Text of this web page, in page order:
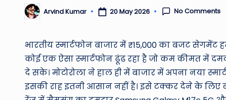
Posted
by
Arvind Kumar 20 May 2026 No Comments
भारतीय स्मार्टफोन बाजार में ₹15,000 का बजट सेगमेंट
कोई एक ऐसा स्मार्टफोन ढूंढ रहा है जो कम कीमत में
दे सके। मोटोरोला ने हाल ही में बाजार में अपना नया
इसकी राह इतनी आसान नहीं है। इसे टक्कर देने के लिए